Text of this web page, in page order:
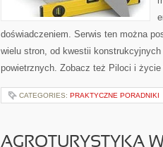
doświadczeniem. Serwis ten można
wielu stron, od kwestii
powietrznych. Zobacz też Piloci i
CATEGORIES: PRAKTYCZNE PORADNIKI
AGROTURYSTYKA